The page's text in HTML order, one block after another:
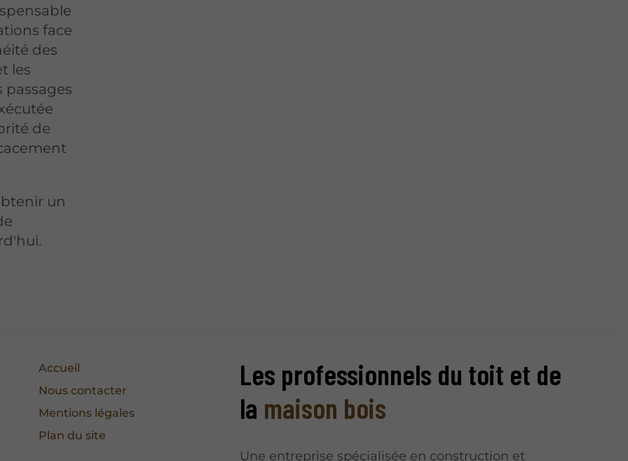
face
des
les
passages
de
un
Accueil
Nous contacter
Mentions légales
Plan du site
Les professionnels du toit et de
la maison bois
Une entreprise spécialisée en construction et